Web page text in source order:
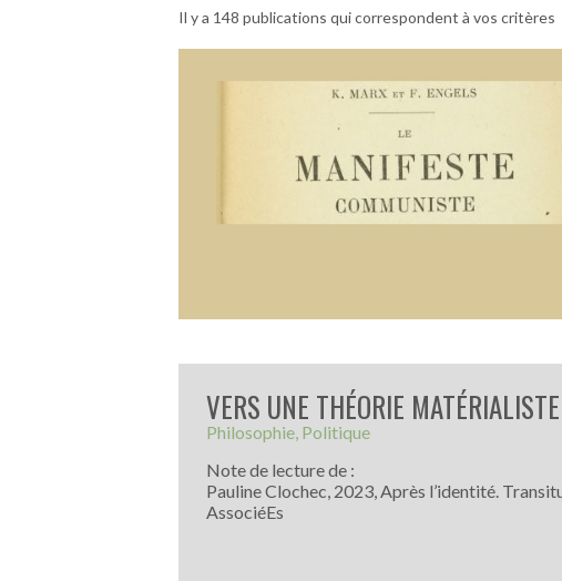
Il y a 148 publications qui correspondent à vos critères
VERS UNE THÉORIE
Philosophie Politique
Note de lecture de :
Pauline Clochec, 2023, Après l’identité.
AssociéEs